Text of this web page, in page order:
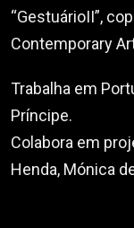
“GestuárioII”,
Contemporary
Trabalha em
Príncipe.
Colabora em
Henda, Mónica